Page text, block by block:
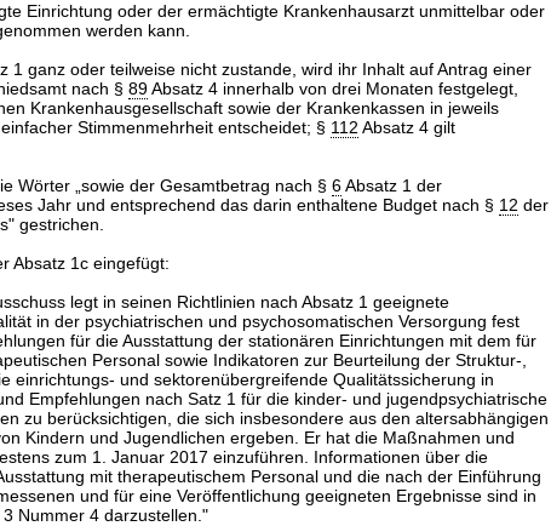
Einrichtung oder der ermächtigte Krankenhausarzt unmittelbar oder
werden kann.
1 ganz oder teilweise nicht zustande, wird ihr Inhalt auf Antrag einer
nach § 89Absatz 4 innerhalb von drei Monaten festgelegt,
Krankenhausgesellschaft sowie der Krankenkassen in jeweils
Stimmenmehrheit entscheidet; § 112 Absatz 4 gilt
Wörter „sowie der Gesamtbetrag nach § 6Absatz 1 der
Jahr und entsprechend das darin enthaltene Budget nach § 12 der
gestrichen.
Absatz 1c eingefügt:
legt in seinen Richtlinien nach Absatz 1 geeignete
in der psychiatrischen und psychosomatischen Versorgung fest
für die Ausstattung der stationären Einrichtungen mit dem für
Personal sowie Indikatoren zur Beurteilung der Struktur-,
einrichtungs- und sektorenübergreifende Qualitätssicherung in
Empfehlungen nach Satz 1 für die kinder- und jugendpsychiatrische
zu berücksichtigen, die sich insbesondere aus den altersabhängigen
Kindern und Jugendlichen ergeben. Er hat die Maßnahmen und
zum 1. Januar 2017 einzuführen. Informationen über die
mit therapeutischem Personal und die nach der Einführung
und für eine Veröffentlichung geeigneten Ergebnisse sind in
Nummer 4 darzustellen."